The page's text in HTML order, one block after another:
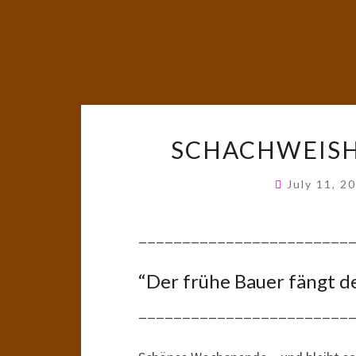
July 11,
“Der frühe Bauer fängt